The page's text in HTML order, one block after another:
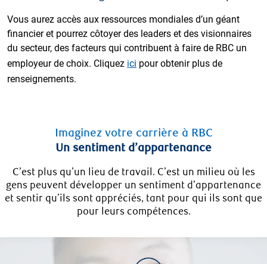
Vous aurez accès aux ressources mondiales d’un géant
financier et pourrez côtoyer des leaders et des visionnaires
du secteur, des facteurs qui contribuent à faire de RBC un
employeur de choix. Cliquez ici pour obtenir plus de
renseignements.
Imaginez votre carrière à RBC
Un sentiment d’appartenance
C’est plus qu’un lieu de travail. C’est un milieu où les
gens peuvent développer un sentiment d’appartenance
et sentir qu’ils sont appréciés, tant pour qui ils sont que
pour leurs compétences.